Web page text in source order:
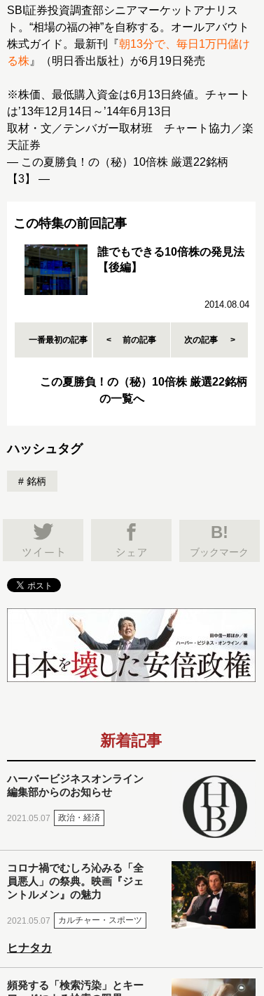
SBI証券投資調査部シニアマーケットアナリス
ト。“相場の福の神”を自称する。オールアバウト
株式ガイド。最新刊『朝13分で、毎日1万円儲け
る株 』（明日香出版社）が6月19日発売
※株価、最低購入資金は6月13日終値。チャート
は’13年12月14日～’14年6月13日
取材・文／テンバガー取材班 チャート協力／楽
天証券
― この夏勝負！の（秘）10倍株 厳選22銘柄
【3】 ―
この特集の前回記事
誰でもできる10倍株の発見法
【後編】
2014.08.04
一番最初の記事 前の記事 次の記事
この夏勝負！の（秘）10倍株 厳選22銘柄
の一覧へ
ハッシュタグ
銘柄
B!
ブックマーク
新着記事
ハーバービジネスオンライン
編集部からのお知らせ
2021.05.07 政治・経済
コロナ禍でむしろ沁みる「全
員悪人」の祭典。映画『ジェ
ントルメン』の魅力
2021.05.07 カルチャー・スポーツ
ヒナタカ
頻発する「検索汚染」とキー